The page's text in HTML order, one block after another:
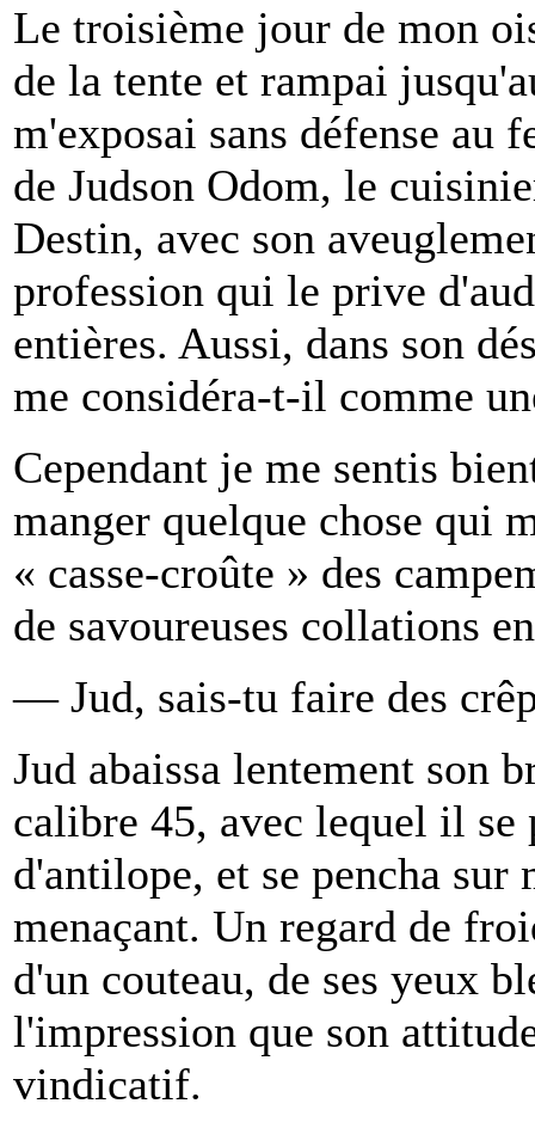
Le troisième jour de mon
de la tente et rampai
m'exposai sans défense au
de Judson Odom, le
Destin, avec son
profession qui le prive
entières. Aussi, dans son
me considéra-t-il comme
Cependant je me sentis
manger quelque chose qui
« casse-croûte » des
de savoureuses collations
— Jud, sais-tu faire des
Jud abaissa lentement son
calibre 45, avec lequel il se
d'antilope, et se pencha
menaçant. Un regard de
d'un couteau, de ses yeux
l'impression que son
vindicatif.